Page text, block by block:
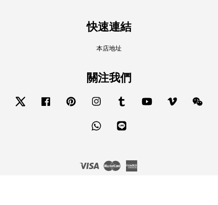
快速連結
本店地址
關注我們
Twitter Facebook Pinterest Instagram Tumblr YouTube Vimeo
Whatsapp
Visa Master